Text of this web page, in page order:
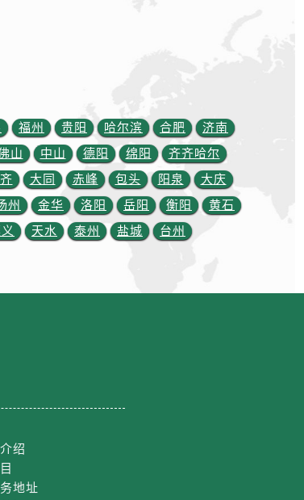
福州 贵阳 哈尔滨 合肥
济南
山 中山 德阳 绵阳
齐齐哈尔
大同 赤峰 包头 阳泉
大庆
州 金华 洛阳 岳阳 衡阳
黄石
天水 泰州 盐城 台州
绍
地址